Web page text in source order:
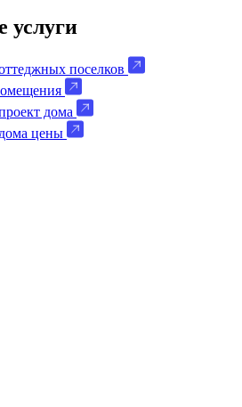
услуги
поселков
дома
цены